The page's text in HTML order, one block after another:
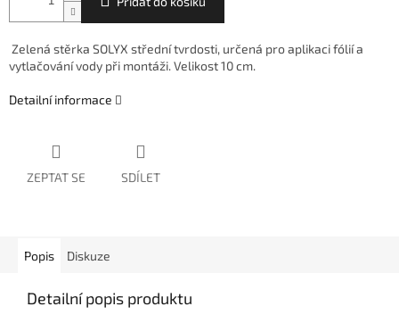
Zelená stěrka SOLYX střední tvrdosti, určená pro aplikaci fólií a
vytlačování vody při montáži. Velikost 10 cm.
Detailní informace
ZEPTAT SE SDÍLET
Popis Diskuze
Detailní popis produktu